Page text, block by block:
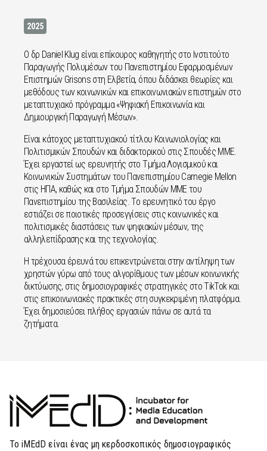
2025
Ο δρ Daniel Klug είναι επίκουρος καθηγητής στο Ινστιτούτο
Παραγωγής Πολυμέσων του Πανεπιστημίου Εφαρμοσμένων
Επιστημών Grisons στη Ελβετία, όπου διδάσκει θεωρίες και
μεθόδους των κοινωνικών και επικοινωνιακών επιστημών στο
μεταπτυχιακό πρόγραμμα «Ψηφιακή Επικοινωνία και
Δημιουργική Παραγωγή Μέσων».
Είναι κάτοχος μεταπτυχιακού τίτλου Κοινωνιολογίας και
Πολιτισμικών Σπουδών και διδακτορικού στις Σπουδές ΜΜΕ.
Έχει εργαστεί ως ερευνητής στο Τμήμα Λογισμικού και
Κοινωνικών Συστημάτων του Πανεπιστημίου Carnegie Mellon
στις ΗΠΑ, καθώς και στο Τμήμα Σπουδών ΜΜΕ του
Πανεπιστημίου της Βασιλείας. Το ερευνητικό του έργο
εστιάζει σε ποιοτικές προσεγγίσεις στις κοινωνικές και
πολιτισμικές διαστάσεις των ψηφιακών μέσων, της
αλληλεπίδρασης και της τεχνολογίας.
Η τρέχουσα έρευνά του επικεντρώνεται στην αντίληψη των
χρηστών γύρω από τους αλγορίθμους των μέσων κοινωνικής
δικτύωσης, στις δημοσιογραφικές στρατηγικές στο TikTok και
στις επικοινωνιακές πρακτικές στη συγκεκριμένη πλατφόρμα.
Έχει δημοσιεύσει πλήθος εργασιών πάνω σε αυτά τα
ζητήματα.
Το iMEdD είναι ένας μη κερδοσκοπικός δημοσιογραφικός